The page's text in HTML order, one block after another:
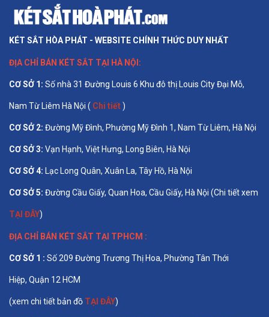
KÉT SẮT HÒA PHÁT - WEBSITE CHÍNH THỨC DUY NHẤT
ĐỊA CHỈ BÁN KÉT SẮT TẠI HÀ NỘI :
CƠ SỞ 1: Số nhà 31 Đường Louis 6 Khu đô thị Louis City Đại Mỗ,
Nam Từ Liêm Hà Nội ( Chi tiết)
CƠ SỞ 2: Đường Mỹ Đình, Phường Mỹ Đình 1, Nam Từ Liêm, Hà Nội
CƠ SỞ 3: Vạn Hạnh, Việt Hưng, Long Biên, Hà Nội
CƠ SỞ 4: Lạc Long Quân, Xuân La, Tây Hồ, Hà Nội
CƠ SỞ 5: Đường Cầu Giấy, Quan Hoa, Cầu Giấy, Hà Nội (Chi tiết xem
TẠI ĐÂY)
ĐỊA CHỈ BÁN KÉT SẮT TẠI TPHCM :
CƠ SỞ 1 : Số 209 Đường Trương Thị Hoa, Phường Tân Thới
Hiệp, Quận 12 HCM
(xem chi tiết bản đồ TẠI ĐÂY)